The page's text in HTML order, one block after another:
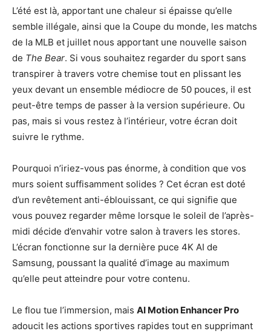
L’été est là, apportant une chaleur si épaisse qu’elle
semble illégale, ainsi que la Coupe du monde, les matchs
de la MLB et juillet nous apportant une nouvelle saison
de The Bear. Si vous souhaitez regarder du sport sans
transpirer à travers votre chemise tout en plissant les
yeux devant un ensemble médiocre de 50 pouces, il est
peut-être temps de passer à la version supérieure. Ou
pas, mais si vous restez à l’intérieur, votre écran doit
suivre le rythme.
Pourquoi n’iriez-vous pas énorme, à condition que vos
murs soient suffisamment solides ? Cet écran est doté
d’un revêtement anti-éblouissant, ce qui signifie que
vous pouvez regarder même lorsque le soleil de l’après-
midi décide d’envahir votre salon à travers les stores.
L’écran fonctionne sur la dernière puce 4K AI de
Samsung, poussant la qualité d’image au maximum
qu’elle peut atteindre pour votre contenu.
Le flou tue l’immersion, mais AI Motion Enhancer Pro
adoucit les actions sportives rapides tout en supprimant